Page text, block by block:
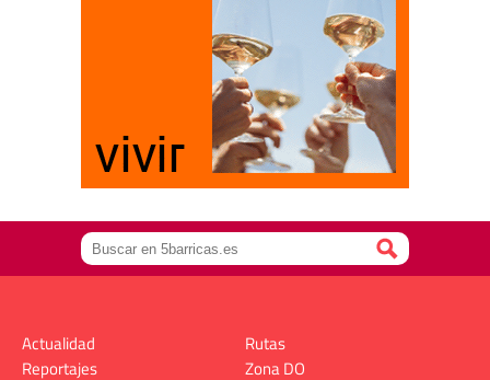
Actualidad
Reportajes
Rutas
Zona DO